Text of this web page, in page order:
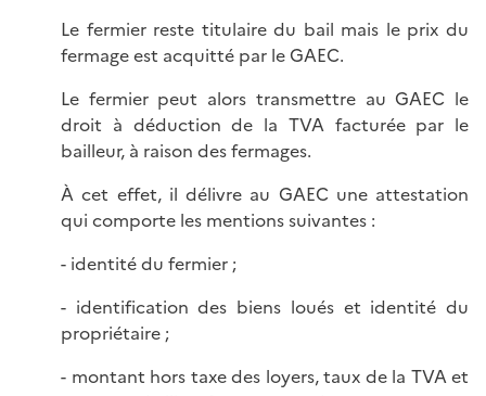
Le fermier reste titulaire du bail mais le prix du
fermage est acquitté par le GAEC.
Le fermier peut alors transmettre au GAEC le
droit à déduction de la TVA facturée par le
bailleur, à raison des fermages.
À cet effet, il délivre au GAEC une attestation
qui comporte les mentions suivantes :
- identité du fermier ;
- identification des biens loués et identité du
propriétaire ;
- montant hors taxe des loyers, taux de la TVA et